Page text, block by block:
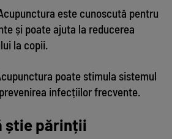
este cunoscută pentru
și poate ajuta la reducerea
la copii.
poate stimula sistemul
infecțiilor frecvente.
știe părinții